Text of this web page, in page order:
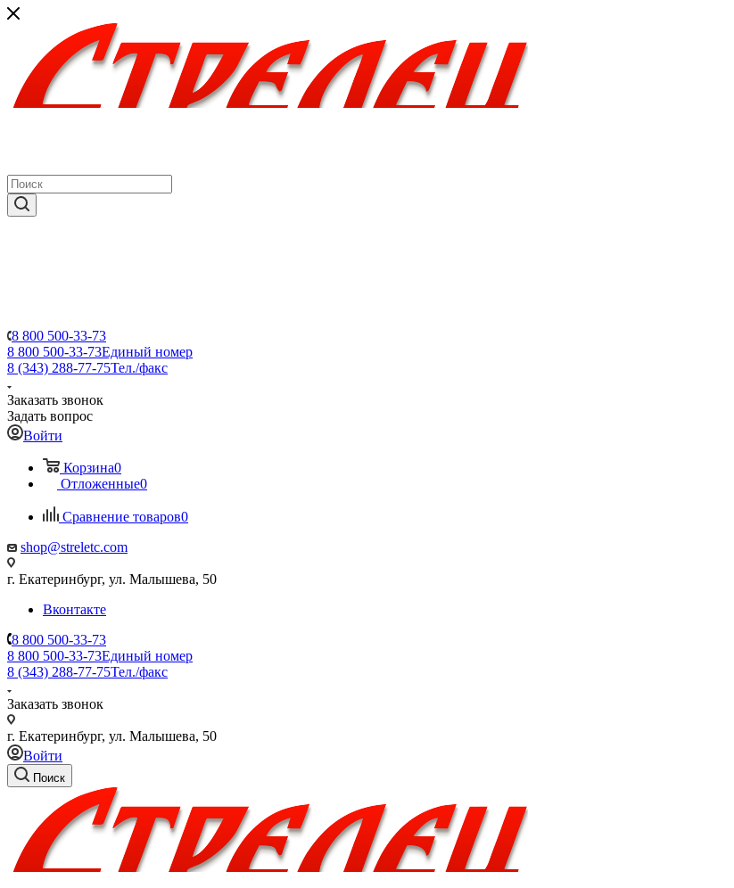
8 800 500-33-73
8 800 500-33-73Единый номер
8 (343) 288-77-75Тел./факс
Заказать звонок
Задать вопрос
Войти
Корзина0
Отложенные0
Сравнение товаров0
shop@streletc.com
г. Екатеринбург, ул. Малышева, 50
Вконтакте
8 800 500-33-73
8 800 500-33-73Единый номер
8 (343) 288-77-75Тел./факс
Заказать звонок
г. Екатеринбург, ул. Малышева, 50
Войти
Поиск